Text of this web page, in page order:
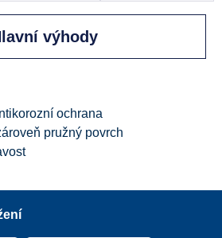
výhody
ochrana
pružný povrch